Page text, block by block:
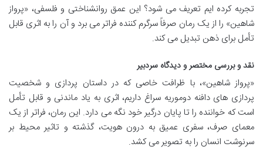
تجربه کرده ایم تعریف می شود؟ این عمق روانشناختی و فلسفی، «پرواز
شاهین» را از یک رمان صرفاً سرگرم کننده فراتر می برد و آن را به اثری قابل
تأمل برای ذهن تبدیل می کند.
نقد و بررسی مختصر و دیدگاه سردبیر
«پرواز شاهین»، با ظرافت خاصی که در داستان پردازی و شخصیت
پردازی های دافنه دوموریه سراغ داریم، اثری به یاد ماندنی و قابل تأمل
است که خواننده را تا پایان درگیر خود نگه می دارد. این رمان، فراتر از یک
معمای صرف، سفری عمیق به درون هویت، گذشته و تاثیر محیط بر
سرنوشت انسان را به تصویر می کشد.